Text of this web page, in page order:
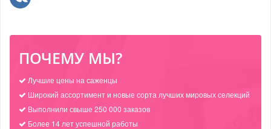
ПОЧЕМУ МЫ?
Лучшие цены на саженцы
Широкий ассортимент и новые сорта лучших мировых селекций
Выполнили свыше 250 000 заказов
Более 14 лет успешной работы